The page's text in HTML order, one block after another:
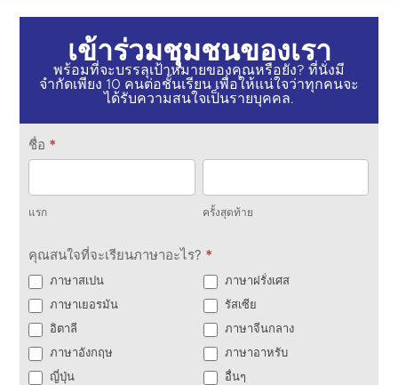
เข้าร่วมชุมชนของเรา
พร้อมที่จะบรรลุเป้าหมายของคุณหรือยัง? ที่นั่งมี
จำกัดเพียง 10 คนต่อชั้นเรียน เพื่อให้แน่ใจว่าทุกคนจะ
ได้รับความสนใจเป็นรายบุคคล.
ติดต่อ
เรา
ชื่อ *
แรก
สุดท้าย
ครั้งสุดท้าย
คุณสนใจที่จะเรียนภาษาอะไร? *
ภาษาสเปน
ภาษาฝรั่งเศส
ภาษาเยอรมัน
รัสเซีย
อิตาลี
ภาษาจีนกลาง
ภาษาอังกฤษ
ภาษาอาหรับ
ญี่ปุ่น
อื่นๆ